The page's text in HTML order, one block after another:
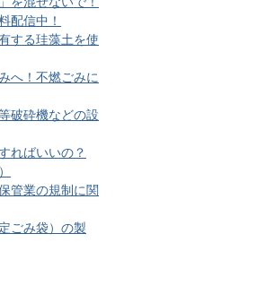
配信中！
する珪藻土を使
へ！不燃ごみに
破砕機などの設
ればいいの？
管業の規制に関
ごみ袋）の製